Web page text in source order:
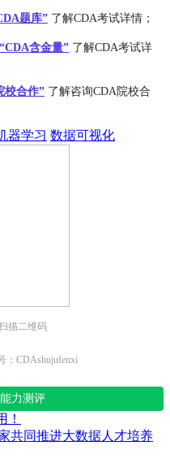
题库” 了解CDA考试详情；
“CDA含金量” 了解CDA考试详
校合作” 了解咨询CDA院校合
器学习 数据可视化
描二维码
：CDAshujufenxi
力测评
！
共同推进大数据人才培养